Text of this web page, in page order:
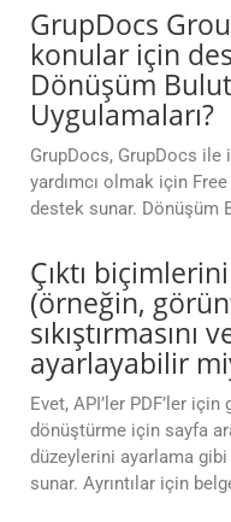
GrupDocs
konular için
Dönüşüm
Uygulamaları?
GrupDocs, GrupDocs
yardımcı olmak için
destek sunar. Dönüşüm
Çıktı
(örneğin,
sıkıştırmasını
ayarlayabilir
Evet, API’ler PDF’ler
dönüştürme için sayfa
düzeylerini ayarlama
sunar. Ayrıntılar için